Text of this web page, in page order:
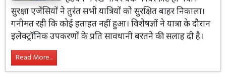
सुरक्षा एजेंसियों ने तुरंत सभी यात्रियों को सुरक्षित बाहर निकाला।
गनीमत रही कि कोई हताहत नहीं हुआ। विशेषज्ञों ने यात्रा के दौरान
इलेक्ट्रॉनिक उपकरणों के प्रति सावधानी बरतने की सलाह दी है।
Read More...